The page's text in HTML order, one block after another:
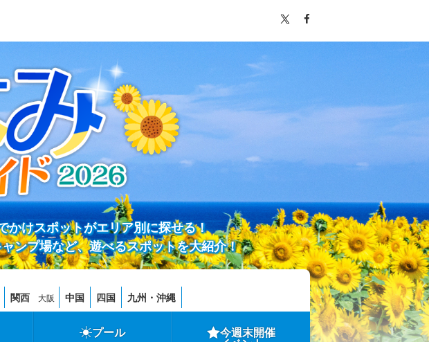
かけスポットがエリア別に探せる！
ンプ場など、遊べるスポットを大紹介！
関西 大阪 中国 四国 九州・沖縄
プール 今週末開催